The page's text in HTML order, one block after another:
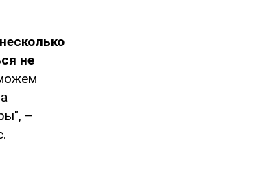
не
–